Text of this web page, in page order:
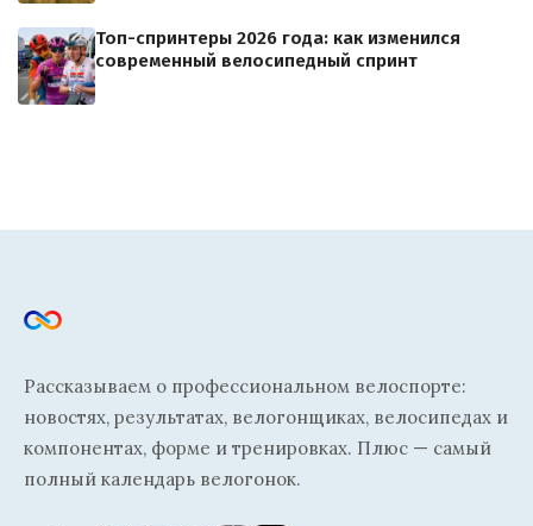
Топ-спринтеры 2026 года: как изменился
современный велосипедный спринт
Рассказываем о профессиональном велоспорте:
новостях, результатах, велогонщиках, велосипедах и
компонентах, форме и тренировках. Плюс — самый
полный календарь велогонок.